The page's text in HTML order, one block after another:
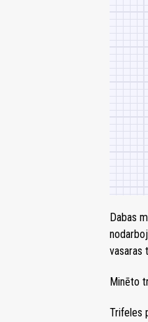
Dabas
vasaras
Minēto
Trifeles